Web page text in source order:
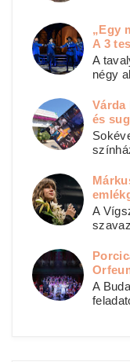
„Egy
A 3
A
négy
Várda
és
A
A